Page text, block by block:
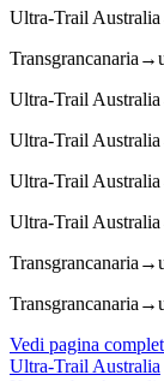
Ultra-Trail Australia
Transgrancanaria →
Ultra-Trail Australia
Ultra-Trail Australia
Ultra-Trail Australia
Ultra-Trail Australia
Transgrancanaria →
Transgrancanaria →
Vedi pagina
Ultra-Trail Australia